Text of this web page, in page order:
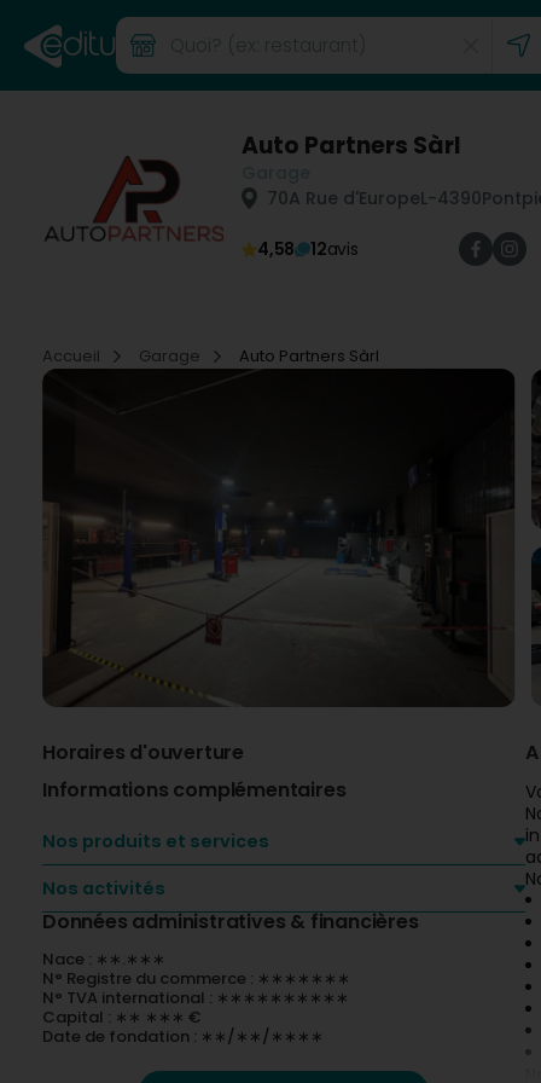
Auto Partners Sàrl
70A Rue d'EuropeL-4390
4,58 12avis
Accueil Garage Auto Partners Sàrl
Horaires d'ouverture
Informations complémentaires
Nos produits et services
Nos activités
Données administratives & financières
Nace : ∗∗.∗∗∗
N° Registre du commerce : ∗∗∗∗∗∗∗
N° TVA international : ∗∗∗∗∗∗∗∗∗∗
Capital : ∗∗ ∗∗∗ €
Date de fondation : ∗∗/∗∗/∗∗∗∗